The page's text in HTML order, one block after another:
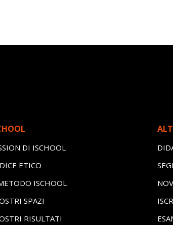
DI ISCHOOL
ETICO
ISCHOOL
SPAZI
RISULTATI